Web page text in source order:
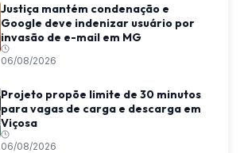
Justiça mantém condenação e
Google deve indenizar usuário por
invasão de e-mail em MG
06/08/2026
Projeto propõe limite de 30 minutos
para vagas de carga e descarga em
Viçosa
06/08/2026